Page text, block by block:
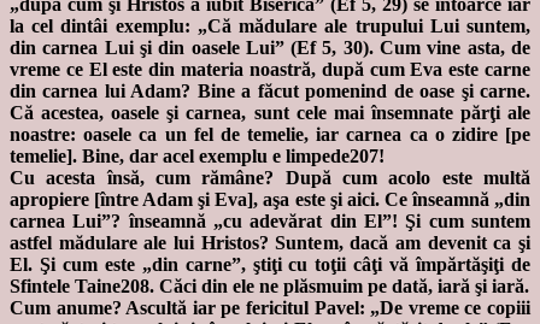
„după cum şi Hristos a iubit Biserica” (Ef 5, 29) se întoarce iar
la cel dintâi exemplu: „Că mădulare ale trupului Lui suntem,
din carnea Lui şi din oasele Lui” (Ef 5, 30). Cum vine asta, de
vreme ce El este din materia noastră, după cum Eva este carne
din carnea lui Adam? Bine a făcut pomenind de oase şi carne.
Că acestea, oasele şi carnea, sunt cele mai însemnate părţi ale
noastre: oasele ca un fel de temelie, iar carnea ca o zidire [pe
temelie]. Bine, dar acel exemplu e limpede207!
Cu acesta însă, cum rămâne? După cum acolo este multă
apropiere [între Adam şi Eva], aşa este şi aici. Ce înseamnă „din
carnea Lui”? înseamnă „cu adevărat din El”! Şi cum suntem
astfel mădulare ale lui Hristos? Suntem, dacă am devenit ca şi
El. Şi cum este „din carne”, ştiţi cu toţii câţi vă împărtăşiţi de
Sfintele Taine208. Căci din ele ne plăsmuim pe dată, iară şi iară.
Cum anume? Ascultă iar pe fericitul Pavel: „De vreme ce copiii